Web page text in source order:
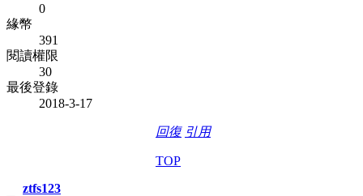
0
緣幣
391
閱讀權限
30
最後登錄
2018-3-17
回復 引用
TOP
ztfs123